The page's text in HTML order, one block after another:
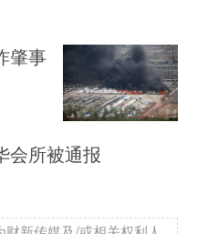
肇事
会所被通报